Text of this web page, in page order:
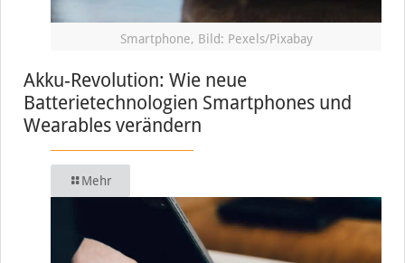
Smartphone, Bild: Pexels/Pixabay
Akku-Revolution: Wie neue
Batterietechnologien Smartphones und
Wearables verändern
Mehr